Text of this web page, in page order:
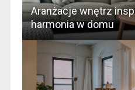
Aranżacje wnętrz
harmonia w domu